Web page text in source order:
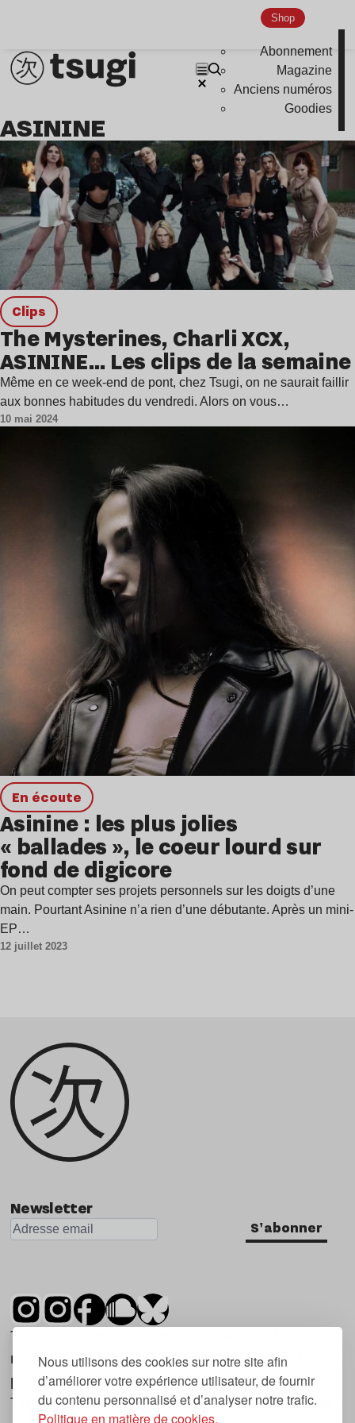
Nous utilisons des cookies sur notre site afin
d’améliorer votre expérience utilisateur, de fournir
du contenu personnalisé et d’analyser notre trafic.
Politique en matière de cookies.
Shop
Abonnement
Magazine
Anciens numéros
Goodies
ASININE
clips
The Mysterines, Charli XCX,
ASININE… Les clips de la semaine
Même en ce week-end de pont, chez Tsugi, on ne saurait faillir
aux bonnes habitudes du vendredi. Alors on vous…
10 mai 2024
en écoute
Asinine : les plus jolies
« ballades », le coeur lourd sur
fond de digicore
On peut compter ses projets personnels sur les doigts d’une
main. Pourtant Asinine n’a rien d’une débutante. Après un mini-
EP…
12 juillet 2023
Newsletter
S'abonner
Tsugi est un mensuel indépendant sur la
musique et les nouvelles tendances, dont la
première parution date de 2007.
Tsugi en japonais signifie « prochain », « suivant